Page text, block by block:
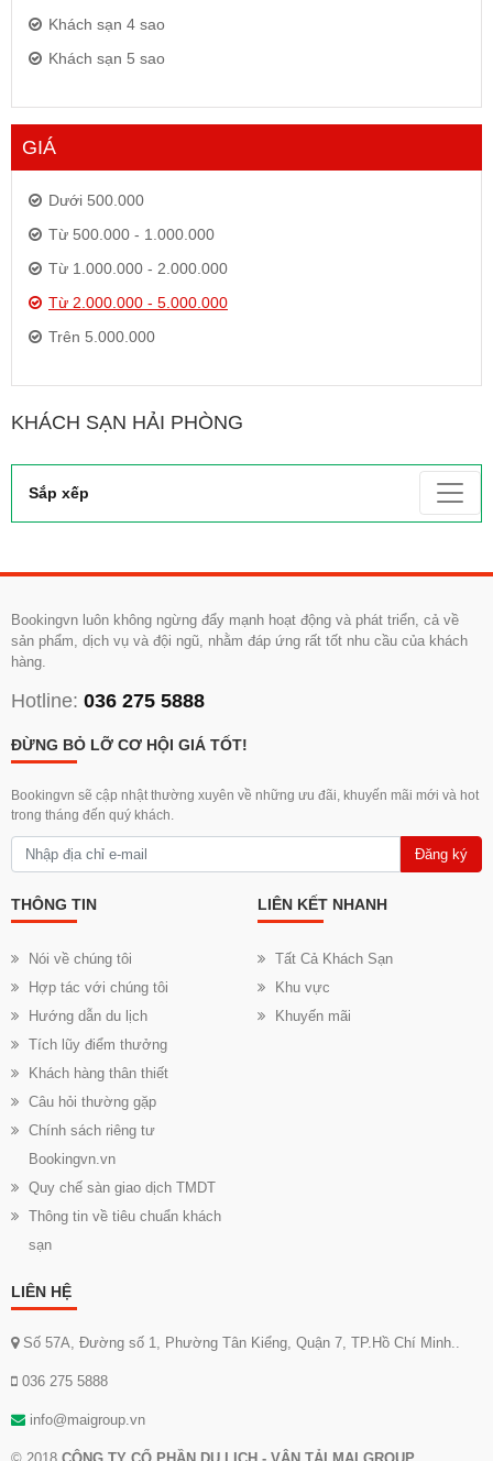
KHÁCH SẠN HẢI PHÒNG
Sắp xếp
Khách sạn 4 sao
Khách sạn 5 sao
GIÁ
Dưới 500.000
Từ 500.000 - 1.000.000
Từ 1.000.000 - 2.000.000
Từ 2.000.000 - 5.000.000
Trên 5.000.000
Bookingvn luôn không ngừng đẩy mạnh hoạt động và phát triển, cả về
sản phẩm, dịch vụ và đội ngũ, nhằm đáp ứng rất tốt nhu cầu của khách
hàng.
Hotline: 036 275 5888
ĐỪNG BỎ LỠ CƠ HỘI GIÁ TỐT!
Bookingvn sẽ cập nhật thường xuyên về những ưu đãi, khuyến mãi mới và hot
trong tháng đến quý khách.
Đăng ký
THÔNG TIN
Nói về chúng tôi
Hợp tác với chúng tôi
Hướng dẫn du lịch
Tích lũy điểm thưởng
Khách hàng thân thiết
Câu hỏi thường gặp
Chính sách riêng tư
Bookingvn.vn
Quy chế sàn giao dịch TMDT
Thông tin về tiêu chuẩn khách
sạn
LIÊN KẾT NHANH
Tất Cả Khách Sạn
Khu vực
Khuyến mãi
LIÊN HỆ
Số 57A, Đường số 1, Phường Tân Kiểng, Quận 7, TP.Hồ Chí Minh..
036 275 5888
info@maigroup.vn